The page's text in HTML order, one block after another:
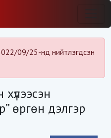
09/25-нд нийтлэгдсэн
хүлээсэн
өргөн дэлгэр